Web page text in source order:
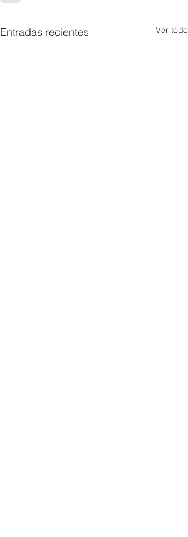
Entradas recientes Ver todo